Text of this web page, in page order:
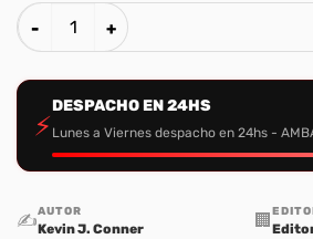
El Tabernaculo de Moises cantidad
⚡
DESPACHO EN 24HS
Lunes a Viernes despacho en 24hs -
✍️AUTOR
Kevin J. Conner 🏢